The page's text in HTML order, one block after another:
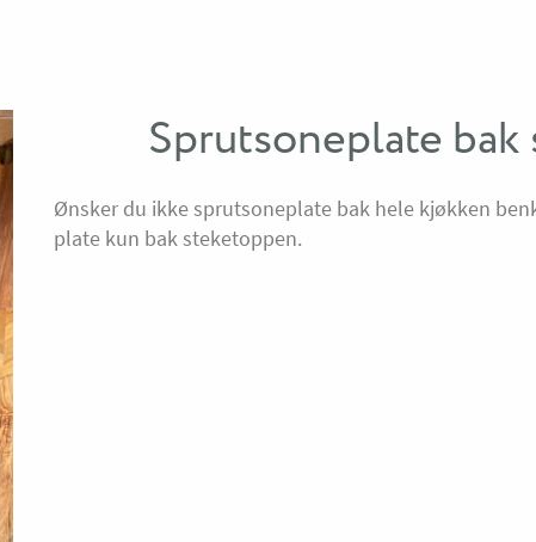
Sprutsoneplate bak
Ønsker du ikke sprutsoneplate bak hele kjøkken
plate kun bak steketoppen.